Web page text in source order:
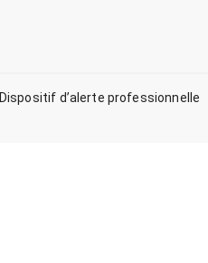
Dispositif d’alerte professionnelle